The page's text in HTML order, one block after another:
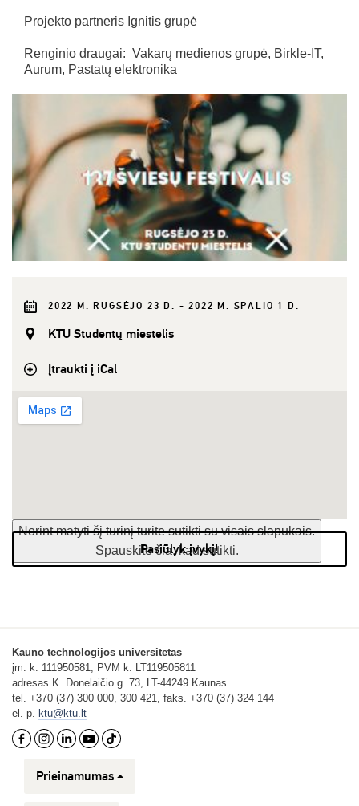
Projekto partneris Ignitis grupė
Renginio draugai: Vakarų medienos grupė, Birkle-IT,
Aurum, Pastatų elektronika
2022 M. RUGSĖJO 23 D. - 2022 M. SPALIO 1 D.
KTU Studentų miestelis
Įtraukti į iCal
Norint matyti šį turinį turite sutikti su visais slapukais.
Spauskite čia, kad sutikti.
Pasiūlyk įvykį!
Kauno technologijos universitetas
įm. k. 111950581, PVM k. LT119505811
adresas K. Donelaičio g. 73, LT-44249 Kaunas
tel. +370 (37) 300 000, 300 421, faks. +370 (37) 324 144
el. p. ktu@ktu.lt
Prieinamumas